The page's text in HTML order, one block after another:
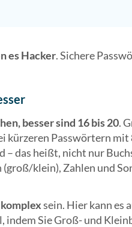
es Hacker. Sichere
besser sind 16 bis 20.
kürzeren Passwörtern
– das heißt, nicht nur
klein), Zahlen und
sein. Hier kann es
indem Sie Groß- und